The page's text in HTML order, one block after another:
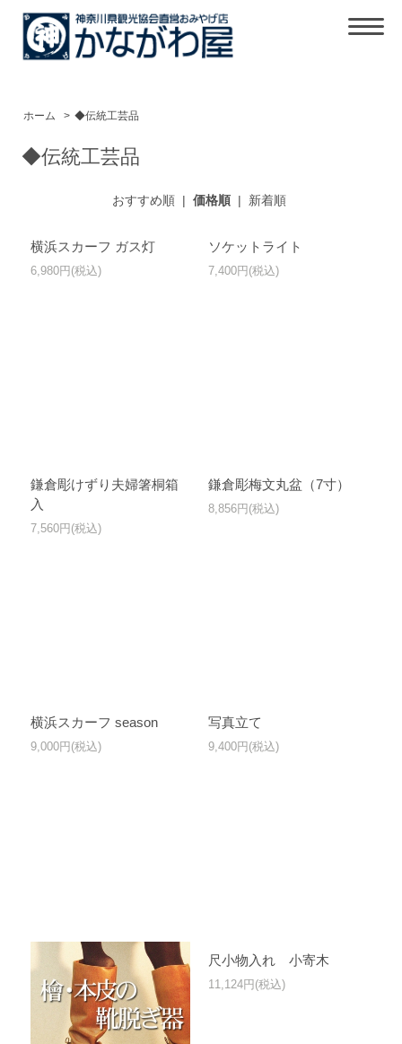
ホーム > ◆伝統工芸品
◆伝統工芸品
おすすめ順| 価格順| 新着順
横浜スカーフ ガス灯
6,980円(税込)
ソケットライト
7,400円(税込)
鎌倉彫けずり夫婦箸桐箱
入
7,560円(税込)
鎌倉彫梅文丸盆（7寸）
8,856円(税込)
横浜スカーフ season
9,000円(税込)
写真立て
9,400円(税込)
尺小物入れ 小寄木
11,124円(税込)